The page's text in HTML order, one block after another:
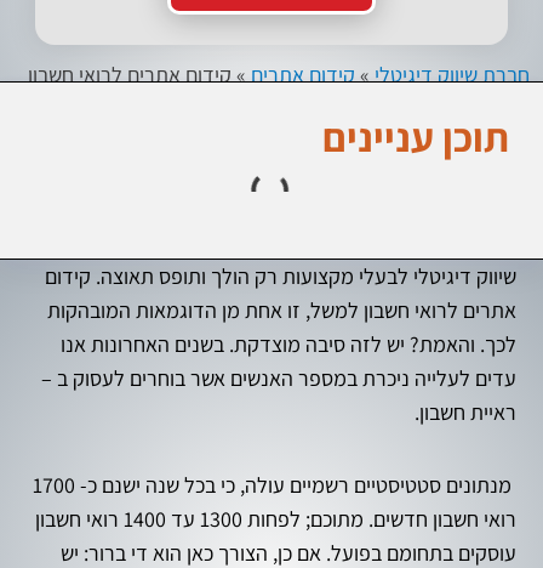
חברת שיווק דיגיטלי»קידום אתרים»קידום אתרים לרואי חשבון
תוכן עניינים
שיווק דיגיטלי לבעלי מקצועות רק הולך ותופס תאוצה. קידום
אתרים לרואי חשבון למשל, זו אחת מן הדוגמאות המובהקות
לכך. והאמת? יש לזה סיבה מוצדקת. בשנים האחרונות אנו
עדים לעלייה ניכרת במספר האנשים אשר בוחרים לעסוק ב –
ראיית חשבון.
מנתונים סטטיסטיים רשמיים עולה, כי בכל שנה ישנם כ- 1700
רואי חשבון חדשים. מתוכם; לפחות 1300 עד 1400 רואי חשבון
עוסקים בתחומם בפועל. אם כן, הצורך כאן הוא די ברור: יש